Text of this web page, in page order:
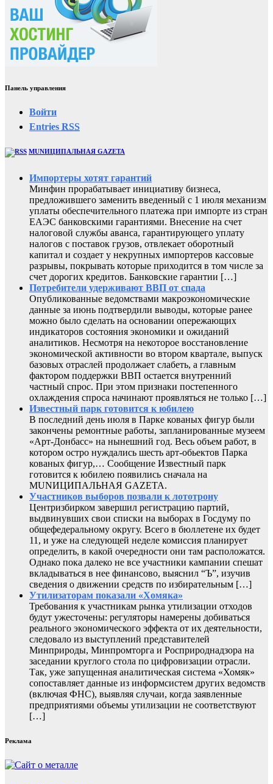
Панель управления
Войти
Entries RSS
MUNИЦИПАЛЬНАЯ GAZЕТА
Импортеры хотят гарантий
Минфин прорабатывает инициативу бизнеса,
предложившего заменить введенный с 1 июля механизм
уплаты обеспечительного платежа при импорте из стран
ЕАЭС банковскими гарантиями. Внесение на счет
налоговой службы аванса, гарантирующего уплату
налогов с поставок грузов, отвлекает оборотный
капитал и создает у некрупных импортеров кассовые
разрывы, покрывать которые приходится в том числе за
счет дорогих кредитов. Банковские гарантии […]
Потребители удерживают ВВП от спада
Опубликованные ведомствами макроэкономические
данные за июнь подтвердили выводы, которые ранее
можно было сделать на основании опережающих
индикаторов состояния экономики и ожиданий
аналитиков. Несмотря на некоторое восстановление
экономической активности во втором квартале, выпуск
базовых отраслей продолжает слабеть, а главным
фактором поддержки ВВП остается внутренний
частный спрос. При этом признаки постепенного
охлаждения спроса начинают проявляться не только […]
Известный парк готовится к юбилею
В последний день июля в Парке кованых фигур были
закончены ремонтные работы, запланированные музеем
«Арт-Донбасс» на нынешний год. Весь объем работ, в
котором остро нуждались шесть арт-обьектов Парка
кованых фигур,… Сообщение Известный парк
готовится к юбилею появились сначала на
MUNИЦИПАЛЬНАЯ GAZЕТА.
Участников выборов позвали к лототрону
Центризбирком завершил регистрацию партий,
выдвинувших свои списки на выборах в Госдуму по
общефедеральному округу. Всего в бюллетене их будет
11, и уже на следующей неделе комиссия планирует
определить, в какой очередности они там расположатся.
Однако пока далеко не все участники кампании спешат
вкладываться в нее финансово, выяснил “Ъ”, изучив
сведения о движении средств по избирательным […]
Утилизаторам показали «Хомяка»
Требования к участникам рынка утилизации отходов
будут ужесточены: регуляторы намерены добиваться
реального экономического эффекта от их деятельности,
следовало из выступлений представителей
Минприроды, Минпромторга и Росприроднадзора на
заседании круглого стола по цифровизации отрасли.
Так, уже запущенная аналитическая система «Хомяк»
сопоставляет данные из информсистем других ведомств
(включая ФНС), выявляя случаи, когда заявленные
предприятиями объемы утилизации не соответствуют
[…]
Реклама